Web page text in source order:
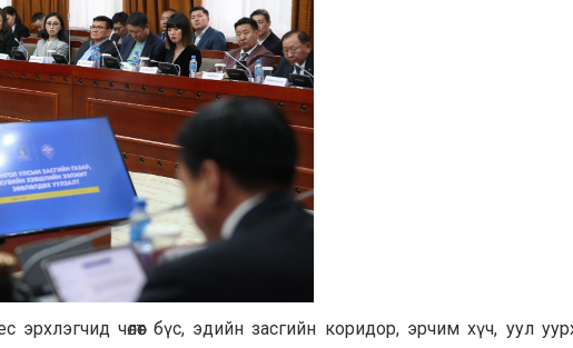
эрхлэгчид чөлөөт бүс, эдийн засгийн коридор, эрчим хүч, уул